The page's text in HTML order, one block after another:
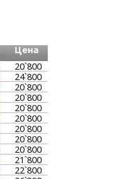
Цена
20`800
24`800
20`800
20`800
20`800
20`800
20`800
20`800
20`800
21`800
22`800